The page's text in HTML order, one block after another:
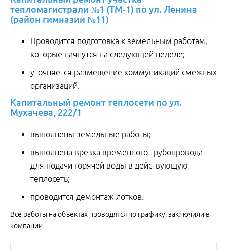
тепломагистрали №1 (ТМ-1) по ул. Ленина
(район гимназии №11)
Проводится подготовка к земельным работам,
которые начнутся на следующей неделе;
уточняется размещение коммуникаций смежных
организаций.
Капитальный ремонт теплосети по ул.
Мухачева, 222/1
выполнены земельные работы;
выполнена врезка временного трубопровода
для подачи горячей воды в действующую
теплосеть;
проводится демонтаж лотков.
Все работы на объектах проводятся по графику, заключили в
компании.